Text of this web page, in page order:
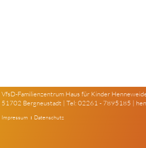
VfsD-Familienzentrum Haus für Kinder
51702 Bergneustadt | Tel: 02261 - 7895185 |
Impressum Datenschutz